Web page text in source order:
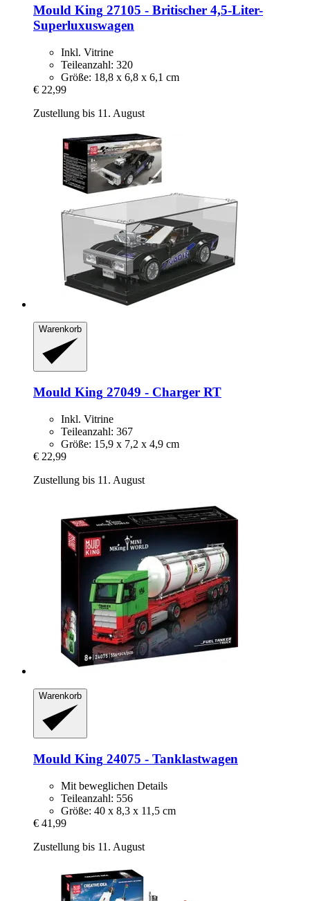
Mould King 27105 -​ Britischer 4,5-​Liter-​
Superluxuswagen
Inkl. Vitrine
Teileanzahl: 320
Größe: 18,8 x 6,8 x 6,1 cm
€ 22,99
Zustellung bis 11. August
Warenkorb
Mould King 27049 -​ Charger RT
Inkl. Vitrine
Teileanzahl: 367
Größe: 15,9 x 7,2 x 4,9 cm
€ 22,99
Zustellung bis 11. August
Warenkorb
Mould King 24075 -​ Tanklastwagen
Mit beweglichen Details
Teileanzahl: 556
Größe: 40 x 8,3 x 11,5 cm
€ 41,99
Zustellung bis 11. August